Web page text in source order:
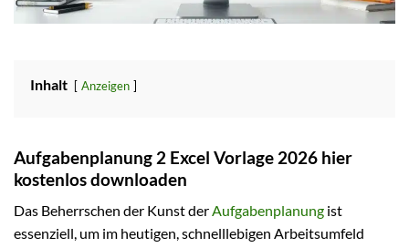
Inhalt Anzeigen
Aufgabenplanung 2 Excel Vorlage 2026 hier
kostenlos downloaden
Das Beherrschen der Kunst derAufgabenplanung ist
essenziell, um im heutigen, schnelllebigen Arbeitsumfeld